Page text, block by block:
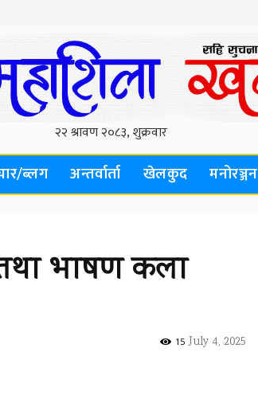
ब्लग अन्तर्वार्ता खेलकुद मनोरञ्जन
भाषण कला
July 4, 2025
15